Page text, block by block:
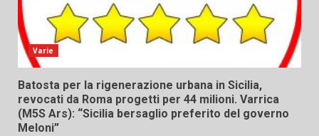
Varie
Batosta per la rigenerazione urbana in Sicilia,
revocati da Roma progetti per 44 milioni. Varrica
(M5S Ars): “Sicilia bersaglio preferito del governo
Meloni”